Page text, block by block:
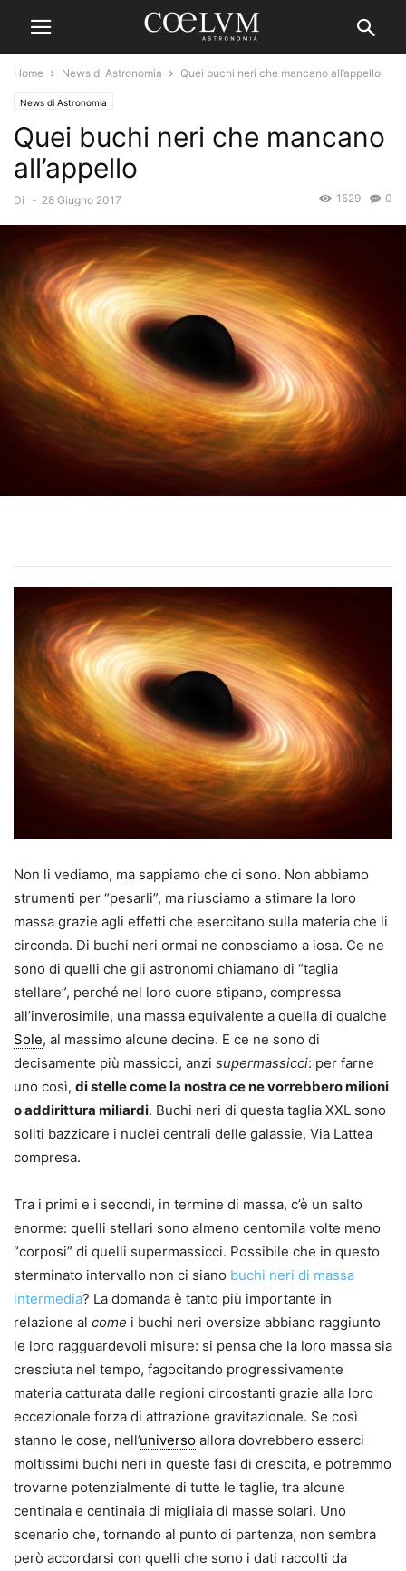
Home News di Astronomia Quei buchi neri che mancano all’appello
News di Astronomia
Quei buchi neri che mancano
all’appello
Di - 28 Giugno 2017 0
1529
Non li vediamo, ma sappiamo che ci sono. Non abbiamo
strumenti per “pesarli”, ma riusciamo a stimare la loro
massa grazie agli effetti che esercitano sulla materia che li
circonda. Di buchi neri ormai ne conosciamo a iosa. Ce ne
sono di quelli che gli astronomi chiamano di “taglia
stellare”, perché nel loro cuore stipano, compressa
all’inverosimile, una massa equivalente a quella di qualche
Sole, al massimo alcune decine. E ce ne sono di
decisamente più massicci, anzi supermassicci: per farne
uno così, di stelle come la nostra ce ne vorrebbero milioni
o addirittura miliardi. Buchi neri di questa taglia XXL sono
soliti bazzicare i nuclei centrali delle galassie, Via Lattea
compresa.
Tra i primi e i secondi, in termine di massa, c’è un salto
enorme: quelli stellari sono almeno centomila volte meno
“corposi” di quelli supermassicci. Possibile che in questo
sterminato intervallo non ci siano buchi neri di massa
intermedia? La domanda è tanto più importante in
relazione al come i buchi neri oversize abbiano raggiunto
le loro ragguardevoli misure: si pensa che la loro massa sia
cresciuta nel tempo, fagocitando progressivamente
materia catturata dalle regioni circostanti grazie alla loro
eccezionale forza di attrazione gravitazionale. Se così
stanno le cose, nell’universo allora dovrebbero esserci
moltissimi buchi neri in queste fasi di crescita, e potremmo
trovarne potenzialmente di tutte le taglie, tra alcune
centinaia e centinaia di migliaia di masse solari. Uno
scenario che, tornando al punto di partenza, non sembra
però accordarsi con quelli che sono i dati raccolti da